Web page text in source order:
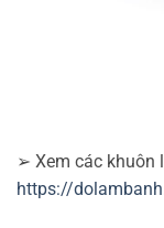
➢ Xem các khuôn
https://